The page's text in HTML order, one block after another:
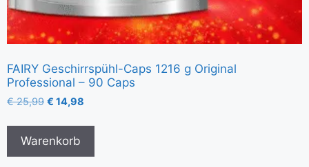
FAIRY Geschirrspühl-Caps 1216 g Original
Professional – 90 Caps
€25,99 € 14,98
Warenkorb